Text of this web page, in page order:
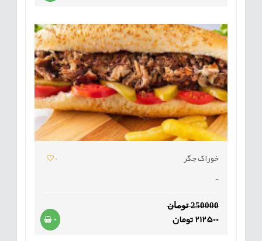
خوراک جگر
0
-
250000 تومان
212500 تومان +